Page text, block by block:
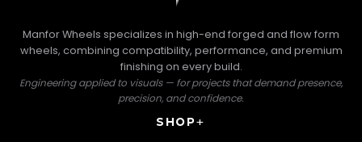
Manfor Wheels specializes in high-end forged and flow form
wheels, combining compatibility, performance, and premium
finishing on every build.
Engineering applied to visuals — for projects that demand presence,
precision, and confidence.
SHOP